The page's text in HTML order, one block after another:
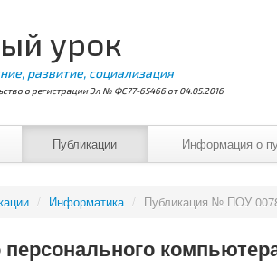
урок
развитие, социализация
о регистрации Эл № ФС77-65466 от 04.05.2016
Публикации Информация о
/ Информатика / Публикация № ПОУ
персонального